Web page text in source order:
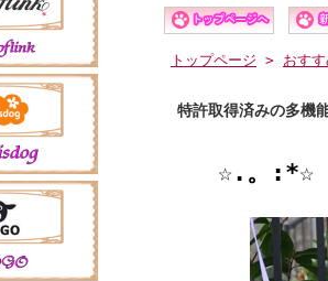
トップページ > おす
特許取得済みの多機
☆.。